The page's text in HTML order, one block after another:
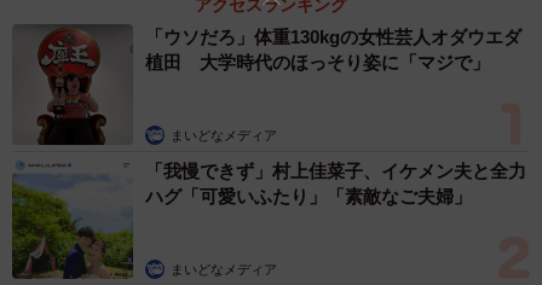
アクセスランキング
「ウソだろ」体重130kgの女性芸人オダウエダ
植田 大学時代のほっそり姿に「マジで」
まいどなメディア
「我慢できず」村上佳菜子、イケメン夫と全力
ハグ「可愛いふたり」「素敵なご夫婦」
まいどなメディア